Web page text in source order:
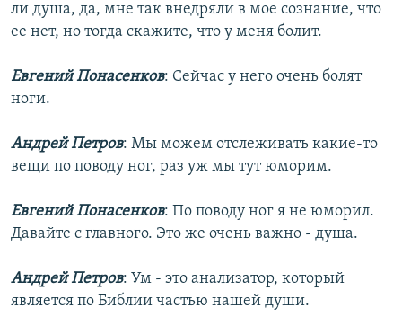
ли душа, да, мне так внедряли в мое сознание, что
ее нет, но тогда скажите, что у меня болит.
Евгений Понасенков: Сейчас у него очень болят
ноги.
Андрей Петров: Мы можем отслеживать какие-то
вещи по поводу ног, раз уж мы тут юморим.
Евгений Понасенков: По поводу ног я не юморил.
Давайте с главного. Это же очень важно - душа.
Андрей Петров: Ум - это анализатор, который
является по Библии частью нашей души.